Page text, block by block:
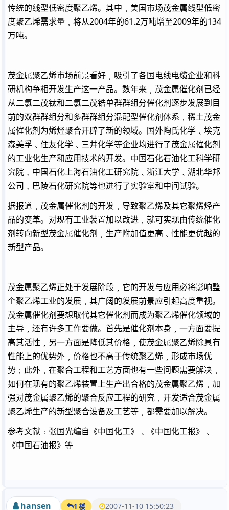
传统的线型低密度聚乙烯。其中﹐美国市场茂金属线型低密
度聚乙烯需求量﹐将从2004年的61.2万吨增至2009年的134
万吨。
茂金属聚乙烯市场前景看好﹐吸引了各国电线电缆企业和科
研机构争相开发生产这一产品。数年来﹐茂金属催化剂已经
从二氯二茂钛和二氯二茂锆单群群组分催化剂逐步发展到目
前的双群群组分和多群群组分混配型催化剂体系﹐稀土茂金
属催化剂为烯烃聚合开辟了新的领域。国外陶氏化学﹑埃克
森美孚﹑住友化学﹑三井化学等企业均进行了茂金属催化剂
的工业化生产和应用技术的开发。中国石化石油化工科学研
究院﹑中国石化上海石油化工研究院﹑浙江大学﹑湖北华邦
公司﹑巴陵石化研究院等也进行了实验室和中间试验。
据报道﹐茂金属催化剂的开发﹐导致聚乙烯及其它聚烯烃产
品的变革。对现有工业装置加以改进﹐就可实现由传统催化
剂转向新型茂金属催化剂﹐生产附加值更高﹑性能更优越的
新型产品。
茂金属聚乙烯正处于发展阶段﹐它的开发与应用必将影响整
个聚乙烯工业的发展﹐其广阔的发展前景应引起高度重视。
茂金属催化剂要想取代其它催化剂而成为聚乙烯催化领域的
主导﹐还有许多工作要做。首先是催化剂本身﹐一方面要提
高其活性﹐另一方面是降低其价格﹐使茂金属聚乙烯除具有
性能上的优势外﹐价格也不高于传统聚乙烯﹐形成市场优
势﹔此外﹐在聚合工程和工艺方面也有一些问题需要解决﹐
如何在现有的聚乙烯装置上生产出合格的茂金属聚乙烯﹐加
强对茂金属聚乙烯的聚合反应工程的研究﹐开发适合茂金属
聚乙烯生产的新型聚合设备及工艺等﹐都需要加以解决。
参考文献﹕张国光编自《中国化工》﹑《中国化工报》﹑
《中国石油报》等
hansen 1 楼 2007-11-10 15:50:23